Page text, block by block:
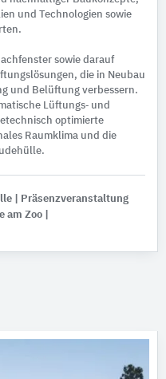
und Technologien sowie
sowie darauf
die in Neubau
und Belüftung verbessern.
Lüftungs‑ und
optimierte
Raumklima und die
| Präsenzveranstaltung
am Zoo